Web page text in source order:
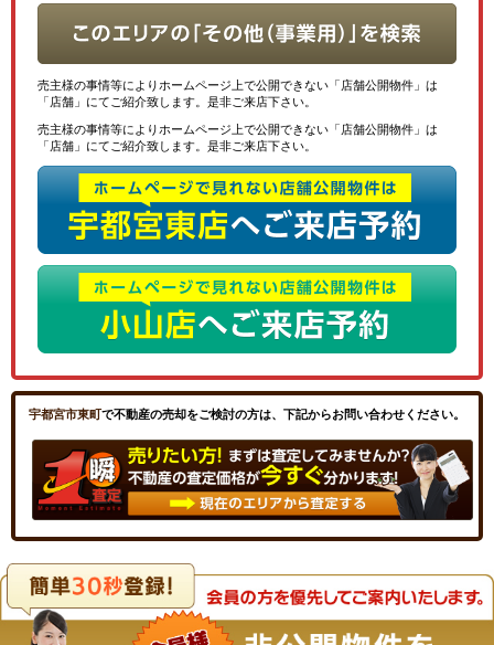
売主様の事情等によりホームページ上で公開できない「店舗公開物件」は
「店舗」にてご紹介致します。是非ご来店下さい。
売主様の事情等によりホームページ上で公開できない「店舗公開物件」は
「店舗」にてご紹介致します。是非ご来店下さい。
宇都宮市東町で不動産の売却をご検討の方は、下記からお問い合わせください。